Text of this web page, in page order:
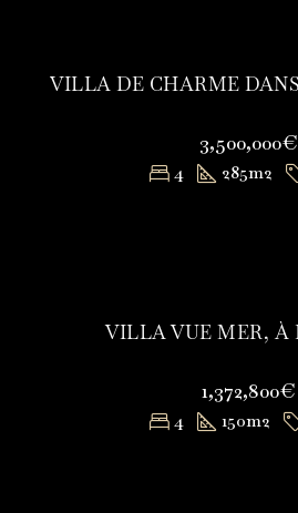
3,500,000€
4 285m2
VILLA VUE MER, À
1,372,800€
4 150m2